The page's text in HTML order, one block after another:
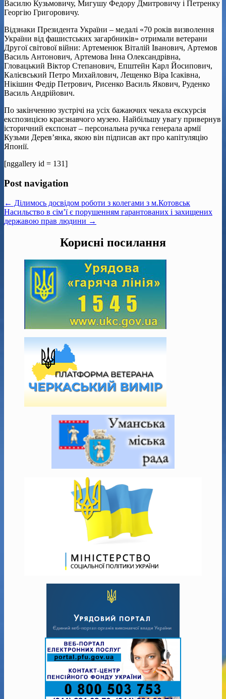
Василю Кузьмовичу, Мигушу Федору Дмитровичу і Петренку
Георгію Григоровичу.
Відзнаки Президента України – медалі «70 років визволення
України від фашистських загарбників» отримали ветерани
Другої світової війни: Артеменюк Віталій Іванович, Артемов
Василь Антонович, Артемова Інна Олександрівна,
Гловацький Віктор Степанович, Епштейн Карл Йосипович,
Калієвський Петро Михайлович, Лещенко Віра Ісаківна,
Нікішин Федір Петрович, Рисенко Василь Якович, Руденко
Василь Андрійович.
По закінченню зустрічі на усіх бажаючих чекала екскурсія
експозицією краєзнавчого музею. Найбільшу увагу привернув
історичний експонат – персональна ручка генерала армії
Кузьми Дерев’янка, якою він підписав акт про капітуляцію
Японії.
[nggallery id = 131]
Post navigation
← Ділимось досвідом роботи з колегами з м.Котовськ
Насильство в сім’ї є порушенням гарантованих і захищених
державою прав людини →
Корисні посилання